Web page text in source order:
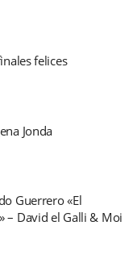
felices
Jonda
Guerrero «El
– David el Galli & Moi